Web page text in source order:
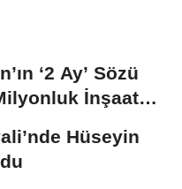
‘2 Ay’ Sözü
İnşaat
Hüseyin